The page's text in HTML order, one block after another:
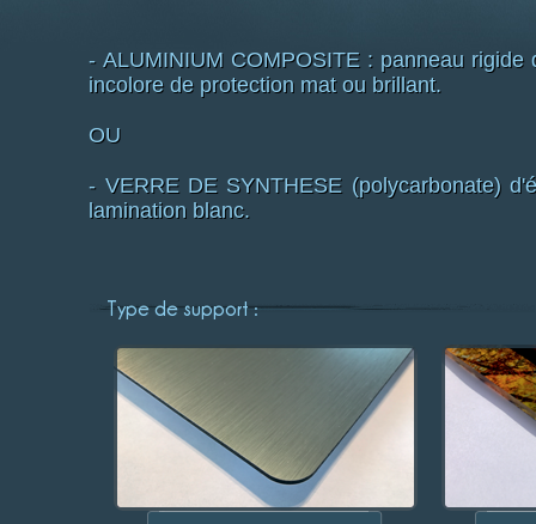
- ALUMINIUM COMPOSITE : panneau
incolore de protection mat ou brillant.
OU
- VERRE DE SYNTHESE (polycarbonate)
lamination blanc.
Type de support :